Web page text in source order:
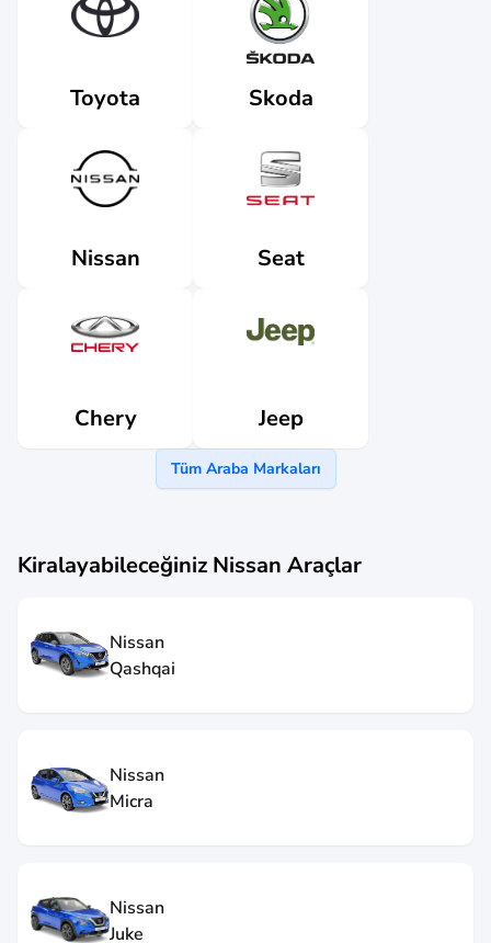
Toyota Skoda
Nissan Seat
Chery Jeep
Tüm Araba Markaları
Kiralayabileceğiniz Nissan Araçlar
Nissan
Qashqai
Nissan
Micra
Nissan
Juke